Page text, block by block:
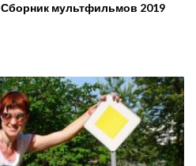
Сборник мультфильмов 2019